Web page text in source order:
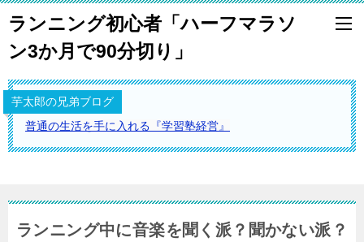
ランニング初心者「ハーフマラソ
ン3か月で90分切り」
芋太郎の兄弟ブログ
普通の生活を手に入れる『学習塾経営』
ランニング中に音楽を聞く派？聞かない派？